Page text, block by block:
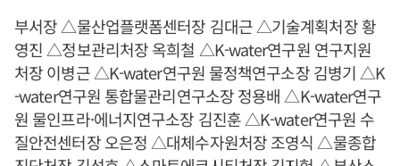
부서장 △물산업플랫폼센터장 김대근 △기술계획처장 황
영진 △정보관리처장 옥희철 △K-water연구원 연구지원
처장 이병근 △K-water연구원 물정책연구소장 김병기 △K
-water연구원 통합물관리연구소장 정용배 △K-water연구
원 물인프라·에너지연구소장 김진훈 △K-water연구원 수
질안전센터장 오은정 △대체수자원처장 조영식 △물종합